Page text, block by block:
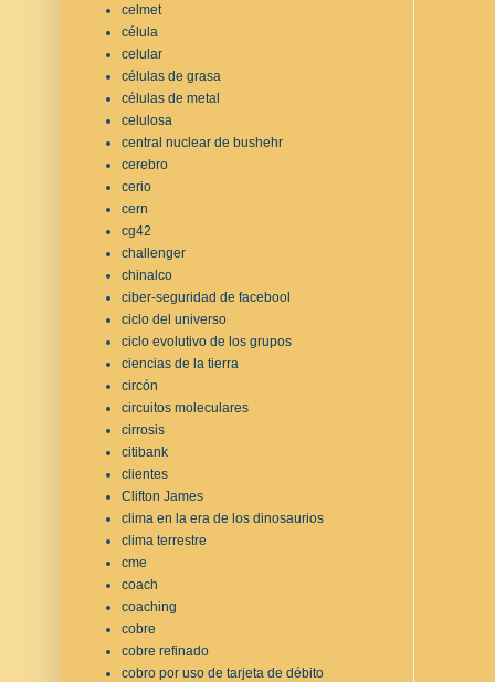
celmet
célula
celular
células de grasa
células de metal
celulosa
central nuclear de bushehr
cerebro
cerio
cern
cg42
challenger
chinalco
ciber-seguridad de facebool
ciclo del universo
ciclo evolutivo de los grupos
ciencias de la tierra
circón
circuitos moleculares
cirrosis
citibank
clientes
Clifton James
clima en la era de los dinosaurios
clima terrestre
cme
coach
coaching
cobre
cobre refinado
cobro por uso de tarjeta de débito